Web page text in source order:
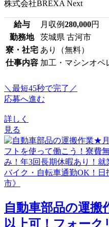
株式会社BREXA Next
給与 月収例280,000円
勤務地
茨城県 古河市
寮・社宅 あり（無料）
仕事内容 加工・マシンオペ
＼最短45秒で完了／
応募へ進む
詳しく
見る
自動車部品の運搬
以上可！フォーク